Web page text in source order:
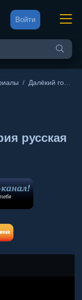
Войти
/ Далёкий город
русская